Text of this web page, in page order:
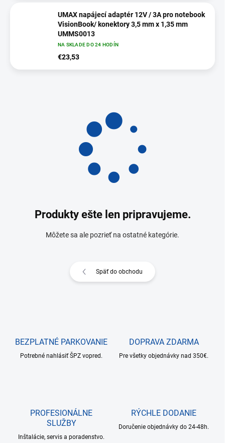
UMAX napájecí adaptér 12V / 3A pro notebook
VisionBook/ konektory 3,5 mm x 1,35 mm
UMMS0013
NA SKLADE DO 24 HODÍN
€23,53
Produkty ešte len pripravujeme.
Môžete sa ale pozrieť na ostatné kategórie.
Späť do obchodu
BEZPLATNÉ PARKOVANIE
Potrebné nahlásiť ŠPZ vopred.
DOPRAVA ZDARMA
Pre všetky objednávky nad 350€.
PROFESIONÁLNE
SLUŽBY
Inštalácie, servis a poradenstvo.
RÝCHLE DODANIE
Doručenie objednávky do 24-48h.